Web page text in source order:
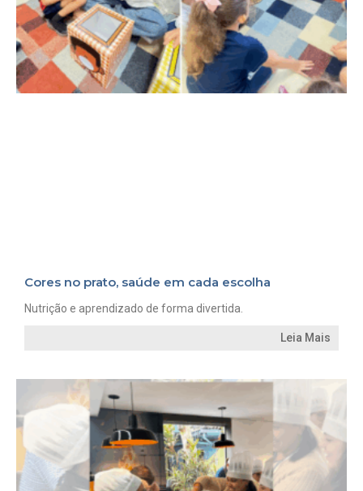
Cores no prato, saúde em cada escolha
Nutrição e aprendizado de forma divertida.
Leia Mais